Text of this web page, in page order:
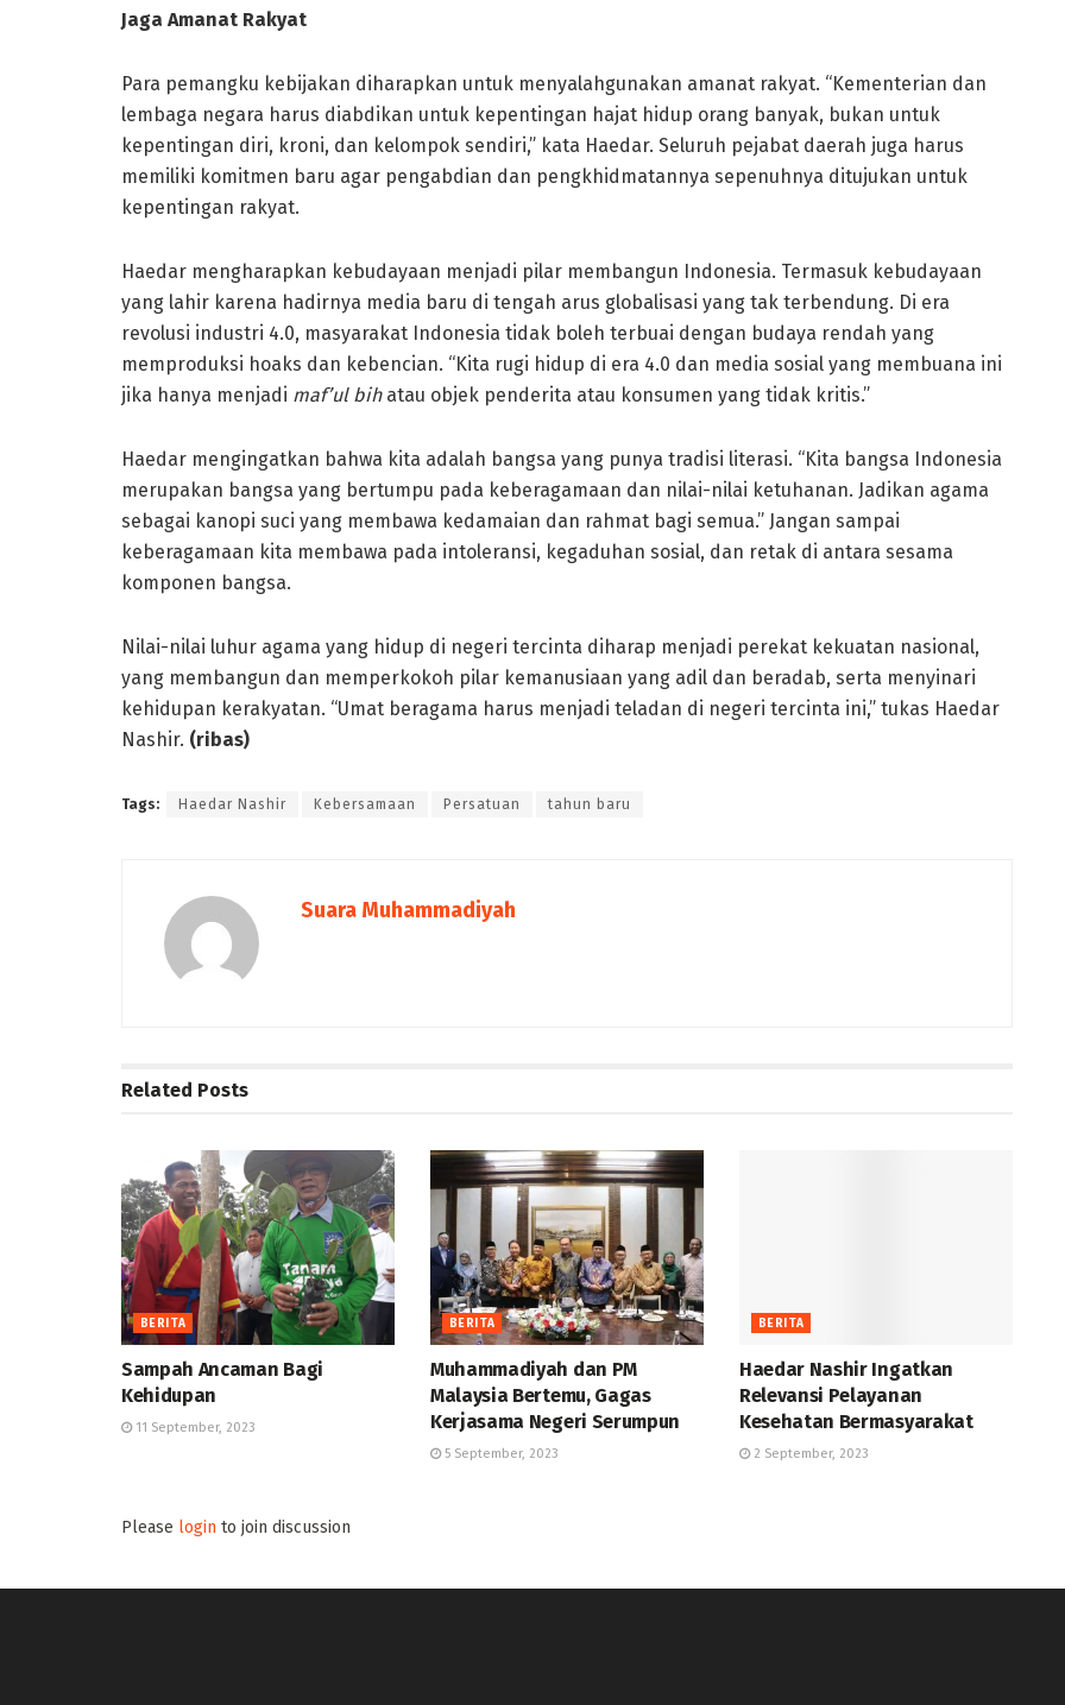
Jaga Amanat Rakyat
Para pemangku kebijakan diharapkan untuk menyalahgunakan amanat rakyat. “Kementerian dan
lembaga negara harus diabdikan untuk kepentingan hajat hidup orang banyak, bukan untuk
kepentingan diri, kroni, dan kelompok sendiri,” kata Haedar. Seluruh pejabat daerah juga harus
memiliki komitmen baru agar pengabdian dan pengkhidmatannya sepenuhnya ditujukan untuk
kepentingan rakyat.
Haedar mengharapkan kebudayaan menjadi pilar membangun Indonesia. Termasuk kebudayaan
yang lahir karena hadirnya media baru di tengah arus globalisasi yang tak terbendung. Di era
revolusi industri 4.0, masyarakat Indonesia tidak boleh terbuai dengan budaya rendah yang
memproduksi hoaks dan kebencian. “Kita rugi hidup di era 4.0 dan media sosial yang membuana ini
jika hanya menjadi maf’ul bihatau objek penderita atau konsumen yang tidak kritis.”
Haedar mengingatkan bahwa kita adalah bangsa yang punya tradisi literasi. “Kita bangsa Indonesia
merupakan bangsa yang bertumpu pada keberagamaan dan nilai-nilai ketuhanan. Jadikan agama
sebagai kanopi suci yang membawa kedamaian dan rahmat bagi semua.” Jangan sampai
keberagamaan kita membawa pada intoleransi, kegaduhan sosial, dan retak di antara sesama
komponen bangsa.
Nilai-nilai luhur agama yang hidup di negeri tercinta diharap menjadi perekat kekuatan nasional,
yang membangun dan memperkokoh pilar kemanusiaan yang adil dan beradab, serta menyinari
kehidupan kerakyatan. “Umat beragama harus menjadi teladan di negeri tercinta ini,” tukas Haedar
Nashir. (ribas)
Tags: Haedar Nashir Kebersamaan Persatuan tahun baru
Suara Muhammadiyah
Related Posts
BERITA
Sampah Ancaman Bagi
Kehidupan
11 September, 2023
BERITA
Muhammadiyah dan PM
Malaysia Bertemu, Gagas
Kerjasama Negeri Serumpun
5 September, 2023
BERITA
Haedar Nashir Ingatkan
Relevansi Pelayanan
Kesehatan Bermasyarakat
2 September, 2023
Please login to join discussion